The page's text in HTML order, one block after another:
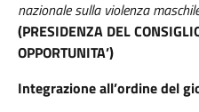
nazionale sulla violenza
(PRESIDENZA DEL
OPPORTUNITA’)
Integrazione all’ordine del